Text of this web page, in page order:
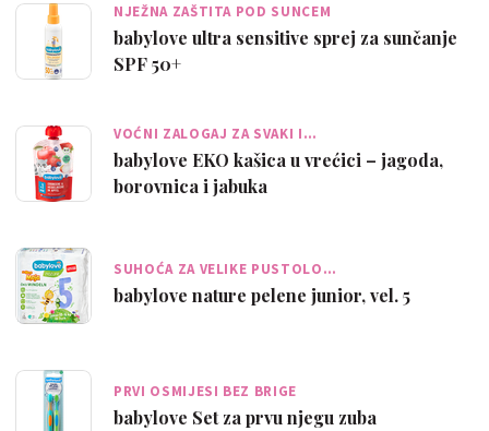
NJEŽNA ZAŠTITA POD SUNCEM
babylove ultra sensitive sprej za sunčanje
SPF 50+
VOĆNI ZALOGAJ ZA SVAKI I…
babylove EKO kašica u vrećici – jagoda,
borovnica i jabuka
SUHOĆA ZA VELIKE PUSTOLO…
babylove nature pelene junior, vel. 5
PRVI OSMIJESI BEZ BRIGE
babylove Set za prvu njegu zuba